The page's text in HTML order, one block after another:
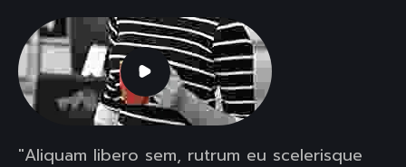
"Aliquam libero sem, rutrum eu scelerisque